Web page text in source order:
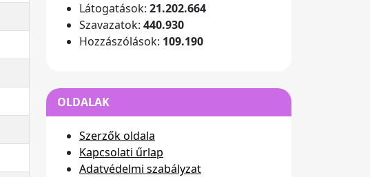
Látogatások: 21.202.664
Szavazatok: 440.930
Hozzászólások: 109.190
OLDALAK
Szerzők oldala
Kapcsolati űrlap
Adatvédelmi szabályzat